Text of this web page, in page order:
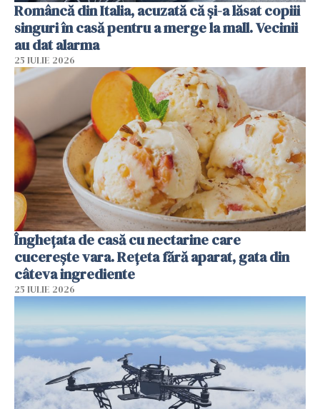
Româncă din Italia, acuzată că și-a lăsat copiii
singuri în casă pentru a merge la mall. Vecinii
au dat alarma
25 IULIE 2026
Înghețata de casă cu nectarine care
cucerește vara. Rețeta fără aparat, gata din
câteva ingrediente
25 IULIE 2026